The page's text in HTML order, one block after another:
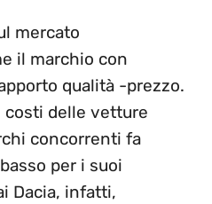
mercato
il marchio con
qualità -prezzo.
costi delle vetture
concorrenti fa
per i suoi
Dacia, infatti,